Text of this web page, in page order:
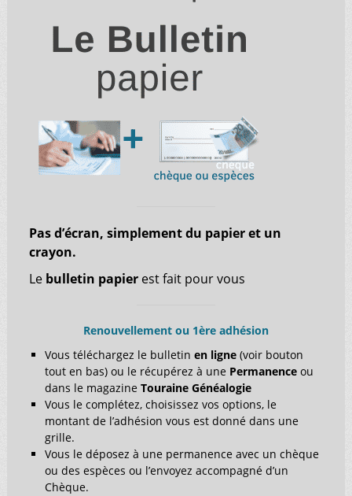
Pas d’écran, simplement du papier et un
crayon.
Le bulletin papierest fait pour vous
Renouvellement ou 1ère adhésion
Vous téléchargez le bulletin en ligne(voir bouton
tout en bas) ou le récupérez à une Permanence ou
dans le magazine Touraine Généalogie
Vous le complétez, choisissez vos options, le
montant de l’adhésion vous est donné dans une
grille.
Vous le déposez à une permanence avec un chèque
ou des espèces ou l’envoyez accompagné d’un
Chèque.